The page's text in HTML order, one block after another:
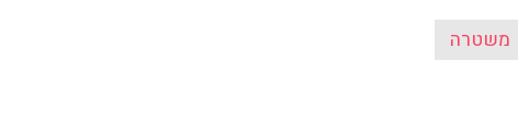
משטרה